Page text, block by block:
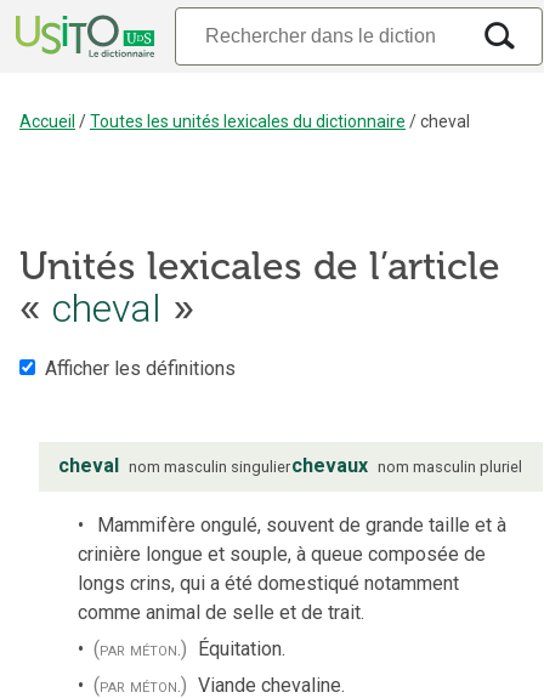
Accueil /Toutes les unités lexicales du dictionnaire /cheval
Unités lexicales de l’article
« cheval »
Afficher les définitions
cheval nom masculin singulierchevaux nom masculin pluriel
Mammifère ongulé, souvent de grande taille et à
crinière longue et souple, à queue composée de
longs crins, qui a été domestiqué notamment
comme animal de selle et de trait.
(par méton.) Équitation.
(par méton.) Viande chevaline.